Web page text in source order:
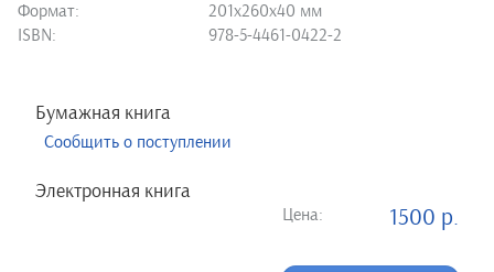
Формат:
201х260х40 мм
ISBN:
978-5-4461-0422-2
Бумажная книга
Сообщить о поступлении
Электронная книга
Цена: 1500 р.